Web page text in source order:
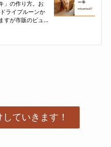
ていきます！